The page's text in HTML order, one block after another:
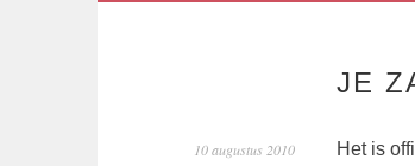
JE
10 augustus 2010
Het is